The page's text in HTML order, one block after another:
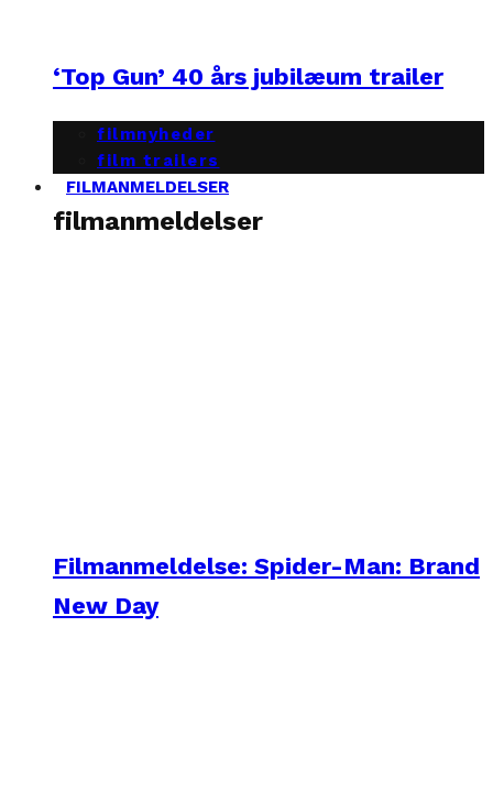
‘Top Gun’ 40 års jubilæum trailer
filmnyheder
film trailers
FILMANMELDELSER
filmanmeldelser
Filmanmeldelse: Spider-Man: Brand
New Day